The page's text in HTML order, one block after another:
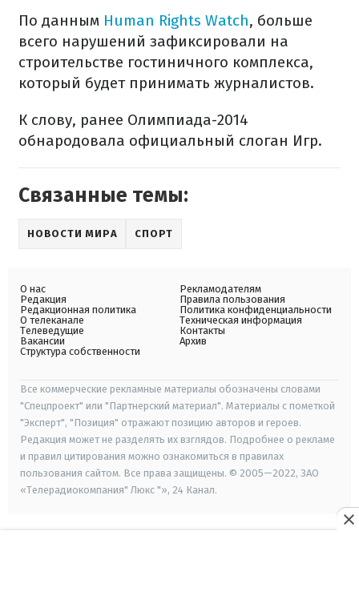
По данным Human Rights Watch, больше
всего нарушений зафиксировали на
строительстве гостиничного комплекса,
который будет принимать журналистов.
К слову, ранее Олимпиада-2014
обнародовала официальный слоган Игр.
Связанные темы:
НОВОСТИ МИРА СПОРТ
О нас
Редакция
Редакционная политика
О телеканале
Телеведущие
Вакансии
Структура собственности
Рекламодателям
Правила пользования
Политика конфиденциальности
Техническая информация
Контакты
Архив
Все коммерческие рекламные материалы обозначены словами
"Спецпроект" или "Партнерский материал". Материалы с пометкой
"Эксперт", "Позиция" отражают позицию авторов и героев.
Редакция может не разделять их взглядов. Подробнее о рекламе
и правил цитирования можно ознакомиться в правилах
пользования сайтом. Все права защищены. © 2005—2022, ЗАО
«Телерадиокомпания" Люкс "», 24 Канал.